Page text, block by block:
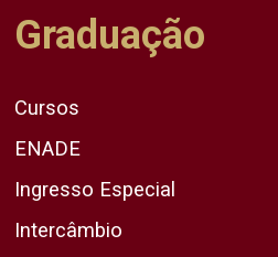
Graduação
Cursos
ENADE
Ingresso Especial
Intercâmbio